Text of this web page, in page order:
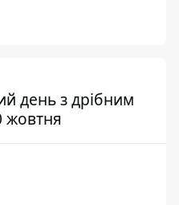
день з дрібним
жовтня